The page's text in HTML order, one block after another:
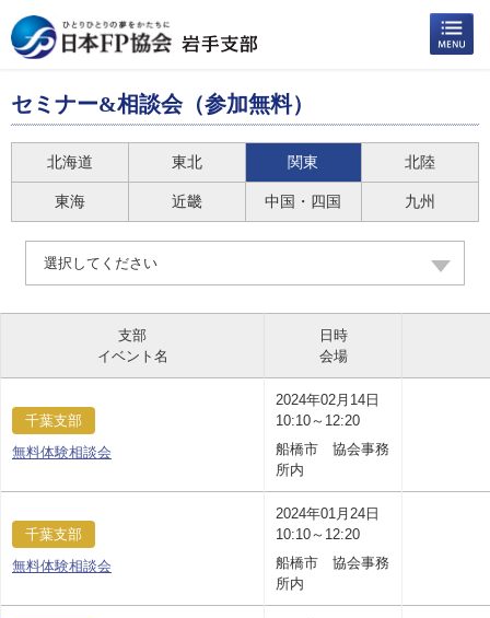
セミナー&相談会（参加無料）
北海道 東北 関東 北陸
東海 近畿 中国・四国 九州
選択してください
支部
イベント名
日時
会場
千葉支部
無料体験相談会
2024年02月14日
10:10～12:20
船橋市 協会事務
所内
千葉支部
無料体験相談会
2024年01月24日
10:10～12:20
船橋市 協会事務
所内